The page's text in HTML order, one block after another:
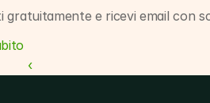
gratuitamente e ricevi email con
‹